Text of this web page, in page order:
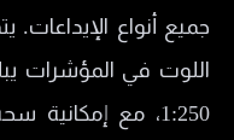
جميع أنواع
1:250، مع